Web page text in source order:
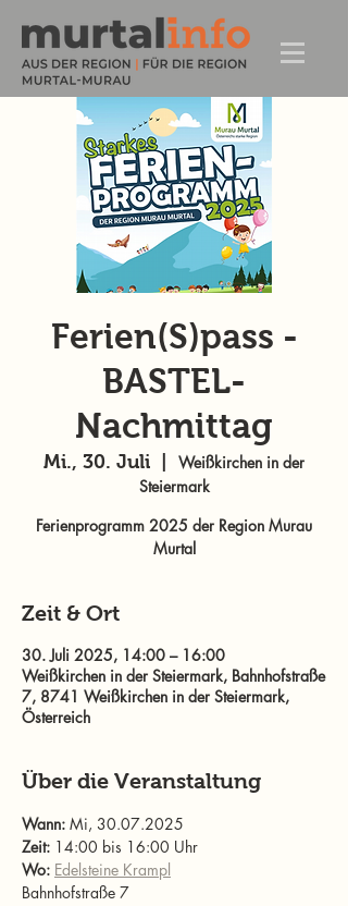
Ferien(S)pass -
BASTEL-
Nachmittag
Mi., 30. Juli
Weißkirchen in der
Steiermark
Ferienprogramm 2025 der Region Murau
Murtal
Zeit & Ort
30. Juli 2025, 14:00 – 16:00
Weißkirchen in der Steiermark, Bahnhofstraße
7, 8741 Weißkirchen in der Steiermark,
Österreich
Über die Veranstaltung
Wann: Mi, 30.07.2025
Zeit: 14:00 bis 16:00 Uhr
Wo: Edelsteine Krampl
Bahnhofstraße 7